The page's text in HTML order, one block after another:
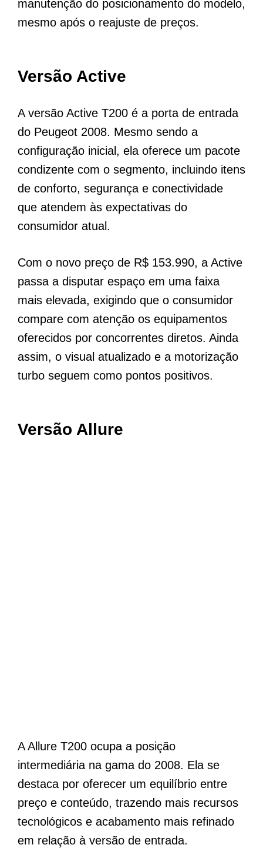
manutenção do posicionamento do modelo,
mesmo após o reajuste de preços.
Versão Active
A versão Active T200 é a porta de entrada
do Peugeot 2008. Mesmo sendo a
configuração inicial, ela oferece um pacote
condizente com o segmento, incluindo itens
de conforto, segurança e conectividade
que atendem às expectativas do
consumidor atual.
Com o novo preço de R$ 153.990, a Active
passa a disputar espaço em uma faixa
mais elevada, exigindo que o consumidor
compare com atenção os equipamentos
oferecidos por concorrentes diretos. Ainda
assim, o visual atualizado e a motorização
turbo seguem como pontos positivos.
Versão Allure
A Allure T200 ocupa a posição
intermediária na gama do 2008. Ela se
destaca por oferecer um equilíbrio entre
preço e conteúdo, trazendo mais recursos
tecnológicos e acabamento mais refinado
em relação à versão de entrada.